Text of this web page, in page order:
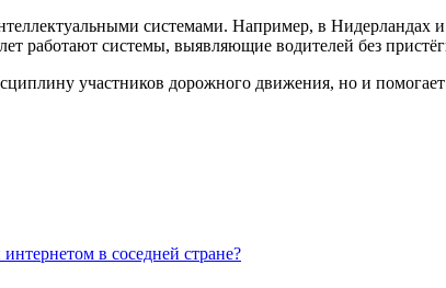
системами. Например, в
работают системы, выявляющие водителей без
участников дорожного движения, но и
в соседней стране?